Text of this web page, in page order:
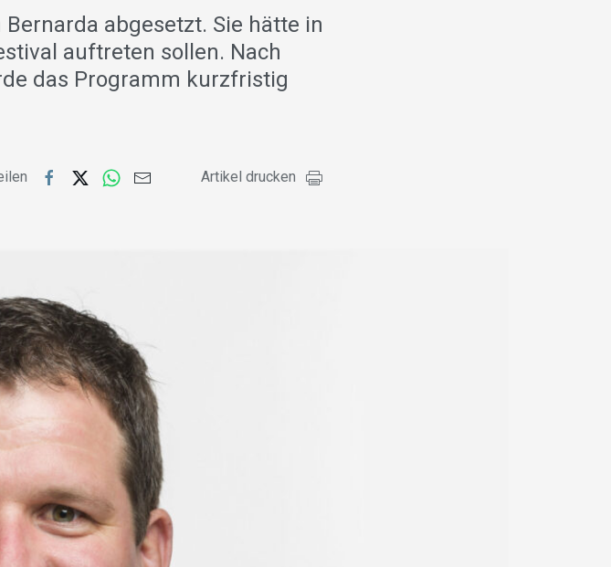
abgesetzt. Sie hätte in
auftreten sollen. Nach
das Programm kurzfristig
Artikel drucken